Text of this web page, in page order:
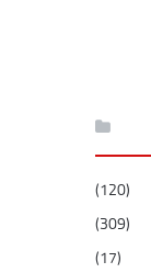
(120)
(309)
(17)